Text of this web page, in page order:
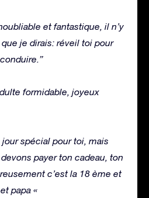
et fantastique, il n’y
je dirais: réveil toi pour
formidable, joyeux
jour spécial pour toi, mais
payer ton cadeau, ton
c’est la 18 ème et
papa «